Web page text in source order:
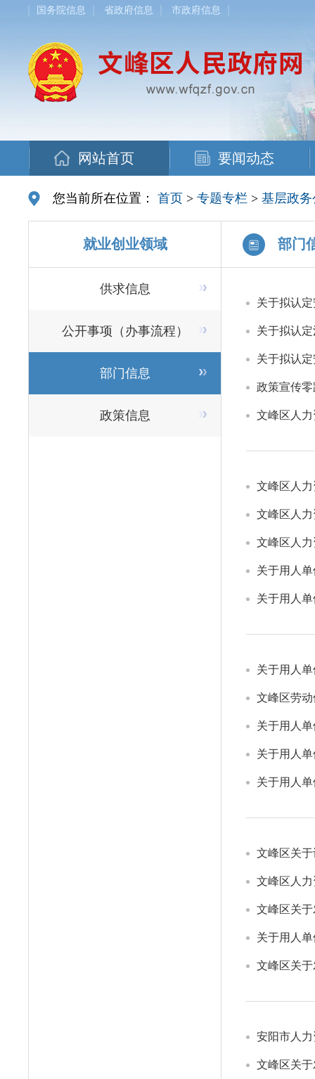
国务院信息 省政府信息 市政府信息
网站首页 要闻动态
您当前所在位置： 首页 > 专题专栏 > 基层政
就业创业领域 部门
供求信息
公开事项（办事流程）
部门信息
政策信息
关于拟认
为文峰区
关于拟认
关于拟认
政策宣传
文峰区人
文峰区人
关于用人
关于用人
关于用人
文峰区劳
关于用人
关于用人
关于用人
文峰区关
文峰区人
文峰区关
关于用人
文峰区关
安阳市人
文峰区关